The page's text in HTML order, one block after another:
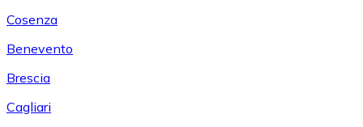
Cosenza
Benevento
Brescia
Cagliari